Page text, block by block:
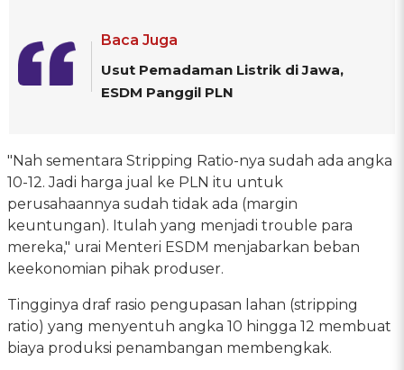
Baca Juga
Usut Pemadaman Listrik di Jawa,
ESDM Panggil PLN
"Nah sementara Stripping Ratio-nya sudah ada angka
10-12. Jadi harga jual ke PLN itu untuk
perusahaannya sudah tidak ada (margin
keuntungan). Itulah yang menjadi trouble para
mereka," urai Menteri ESDM menjabarkan beban
keekonomian pihak produser.
Tingginya draf rasio pengupasan lahan (stripping
ratio) yang menyentuh angka 10 hingga 12 membuat
biaya produksi penambangan membengkak.